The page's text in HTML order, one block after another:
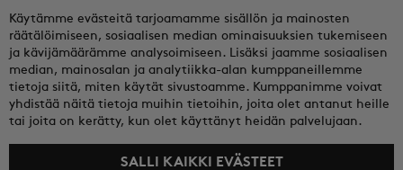
Oy Swegon Ab
Bertel Jungin aukio 7
FI-02600 ESPOO
tekninentuki@swegon.fi
Y-tunnus: 0108352-2
Käytämme evästeitä tarjoamamme sisällön ja mainosten
räätälöimiseen, sosiaalisen median ominaisuuksien tukemiseen
ja kävijämäärämme analysoimiseen. Lisäksi jaamme sosiaalisen
median, mainosalan ja analytiikka-alan kumppaneillemme
tietoja siitä, miten käytät sivustoamme. Kumppanimme voivat
yhdistää näitä tietoja muihin tietoihin, joita olet antanut heille
tai joita on kerätty, kun olet käyttänyt heidän palvelujaan.
SALLI KAIKKI EVÄSTEET